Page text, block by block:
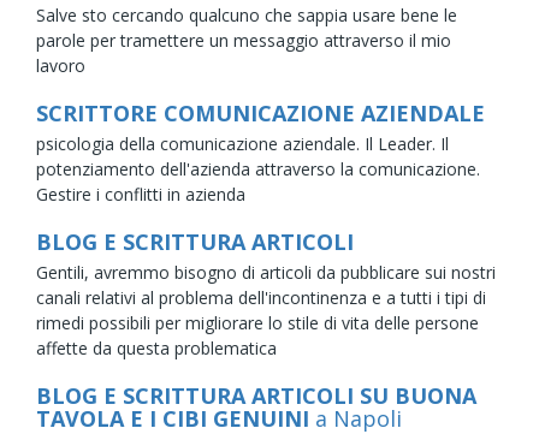
Salve sto cercando qualcuno che sappia usare bene le
parole per tramettere un messaggio attraverso il mio
lavoro
SCRITTORE COMUNICAZIONE AZIENDALE
psicologia della comunicazione aziendale. Il Leader. Il
potenziamento dell'azienda attraverso la comunicazione.
Gestire i conflitti in azienda
BLOG E SCRITTURA ARTICOLI
Gentili, avremmo bisogno di articoli da pubblicare sui nostri
canali relativi al problema dell'incontinenza e a tutti i tipi di
rimedi possibili per migliorare lo stile di vita delle persone
affette da questa problematica
BLOG E SCRITTURA ARTICOLI SU BUONA
TAVOLA E I CIBI GENUINI a Napoli